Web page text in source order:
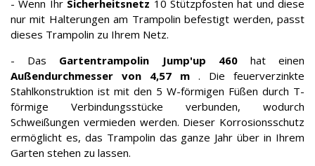
- Wenn Ihr Sicherheitsnetz 10 Stützpfosten hat und diese
nur mit Halterungen am Trampolin befestigt werden, passt
dieses Trampolin zu Ihrem Netz.
- Das Gartentrampolin Jump'up 460hat einen
Außendurchmesser von 4,57 m . Die feuerverzinkte
Stahlkonstruktion ist mit den 5 W-förmigen Füßen durch T-
förmige Verbindungsstücke verbunden, wodurch
Schweißungen vermieden werden. Dieser Korrosionsschutz
ermöglicht es, das Trampolin das ganze Jahr über in Ihrem
Garten stehen zu lassen.